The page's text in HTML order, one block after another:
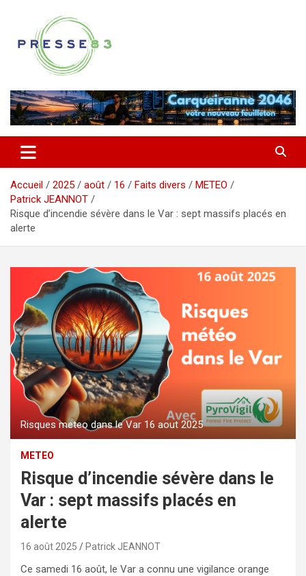
contenu
Presse 83
Accueil 2025 août 16 Faits divers
METEO
Patrick JEANNOT
Risque d’incendie sévère dans le Var : sept massifs placés en
alerte
Risques meteo dans le Var 16 aout 2025
METEO
Risque d’incendie sévère dans le
Var : sept massifs placés en
alerte
16 août 2025 Patrick JEANNOT
Ce samedi 16 août, le Var a connu une vigilance orange